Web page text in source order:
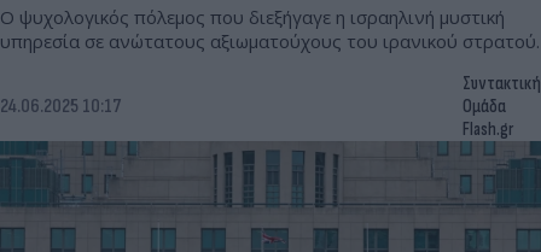
Ο ψυχολογικός πόλεμος που διεξήγαγε η ισραηλινή μυστική
υπηρεσία σε ανώτατους αξιωματούχους του ιρανικού στρατού.
24.06.2025 10:17
Συντακτική
Ομάδα
Flash.gr